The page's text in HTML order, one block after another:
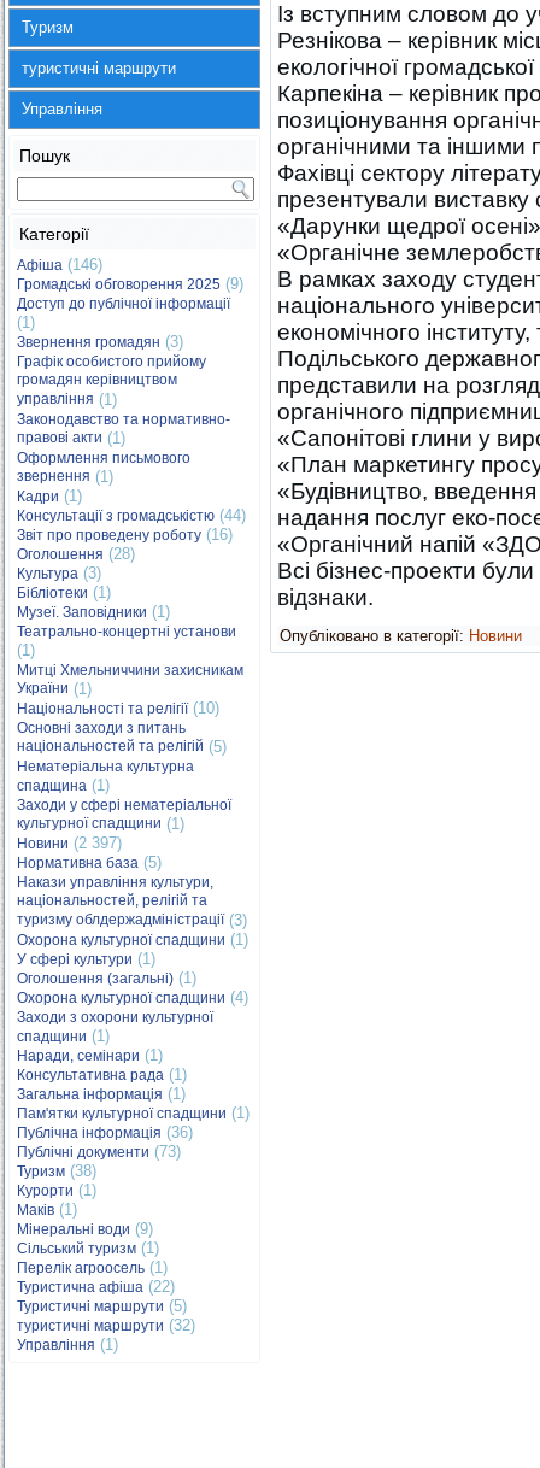
Туризм
туристичні маршрути
Управління
Пошук
Категорії
Афіша (146)
Громадські обговорення 2025 (9)
Доступ до публічної інформації
(1)
Звернення громадян (3)
Графік особистого прийому
громадян керівництвом
управління (1)
Законодавство та нормативно-
правові акти (1)
Оформлення письмового
звернення (1)
Кадри (1)
Консультації з громадськістю (44)
Звіт про проведену роботу (16)
Оголошення (28)
Культура (3)
Бібліотеки (1)
Музеї. Заповідники (1)
Театрально-концертні установи
(1)
Митці Хмельниччини захисникам
України (1)
Національності та релігії(10)
Основні заходи з питань
національностей та релігій (5)
Нематеріальна культурна
спадщина (1)
Заходи у сфері нематеріальної
культурної спадщини (1)
Новини (2 397)
Нормативна база (5)
Накази управління культури,
національностей, релігій та
туризму облдержадміністрації(3)
Охорона культурної спадщини (1)
У сфері культури (1)
Оголошення (загальні) (1)
Охорона культурної спадщини (4)
Заходи з охорони культурної
спадщини (1)
Наради, семінари (1)
Консультативна рада (1)
Загальна інформація (1)
Пам'ятки культурної спадщини (1)
Публічна інформація (36)
Публічні документи (73)
Туризм (38)
Курорти (1)
Маків (1)
Мінеральні води (9)
Сільський туризм (1)
Перелік агроосель (1)
Туристична афіша (22)
Туристичні маршрути (5)
туристичні маршрути (32)
Управління (1)
Із вступним словом до
Резнікова – керівник
екологічної
Карпекіна – керівник
позиціонування
органічними та іншими
Фахівці сектору
презентували виставку
«Дарунки щедрої
«Органічне
В рамках заходу
національного
економічного
Подільського
представили на
органічного
«Сапонітові глини у
«План маркетингу
«Будівництво, введення
надання послуг еко-
«Органічний напій
Всі бізнес-проекти
відзнаки.
Опубліковано в категорії: Новини